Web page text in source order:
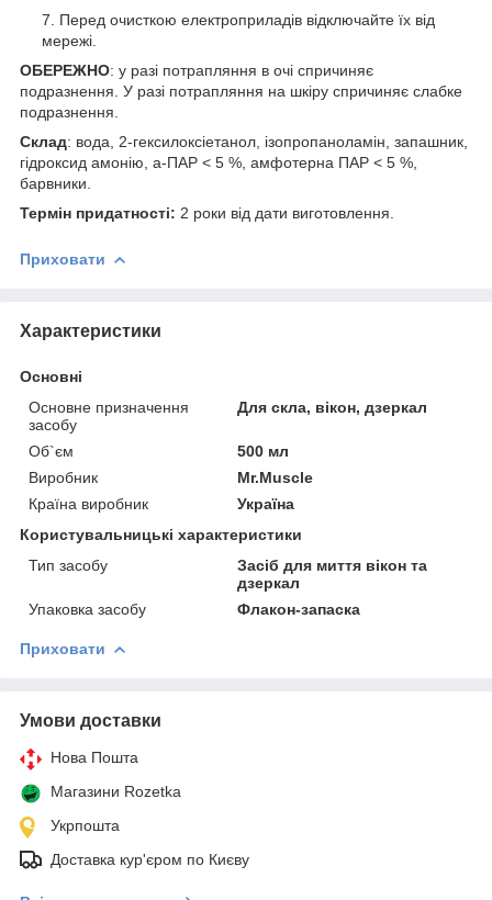
Перед очисткою електроприладів відключайте їх від
мережі.
ОБЕРЕЖНО: у разі потрапляння в очі спричиняє
подразнення. У разі потрапляння на шкіру спричиняє слабке
подразнення.
Склад: вода, 2-гексилоксіетанол, ізопропаноламін, запашник,
гідроксид амонію, а-ПАР < 5 %, амфотерна ПАР < 5 %,
барвники.
Термін придатності: 2 роки від дати виготовлення.
Приховати
Характеристики
Основні
Основне призначення
засобу
Для скла, вікон, дзеркал
Об`єм
500 мл
Виробник
Mr.Muscle
Країна виробник
Україна
Користувальницькі характеристики
Тип засобу
Засіб для миття вікон та
дзеркал
Упаковка засобу
Флакон-запаска
Приховати
Умови доставки
Нова Пошта
Магазини Rozetka
Укрпошта
Доставка кур'єром по Києву